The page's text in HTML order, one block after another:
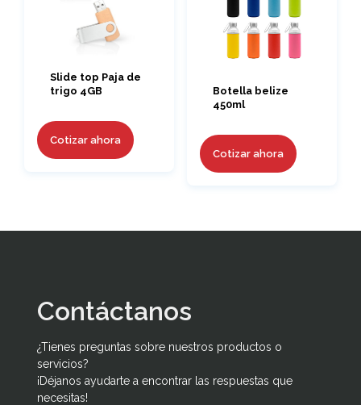
Slide top Paja de
trigo 4GB
Cotizar ahora
Botella belize
450ml
Cotizar ahora
Contáctanos
¿Tienes preguntas sobre nuestros productos o
servicios?
¡Déjanos ayudarte a encontrar las respuestas que
necesitas!